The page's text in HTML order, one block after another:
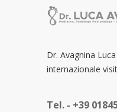
Dr. Avagnina
internazionale
Tel. - +39